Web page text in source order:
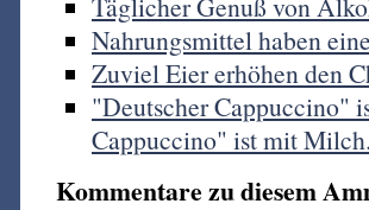
Nahrungsmittel haben
Zuviel Eier erhöhen den
"Deutscher Cappuccino"
Cappuccino" ist mit
Kommentare zu diesem